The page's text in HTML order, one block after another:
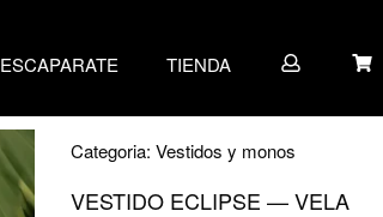
ESCAPARATE TIENDA
Categoria: Vestidos y monos
VESTIDO ECLIPSE — VELA